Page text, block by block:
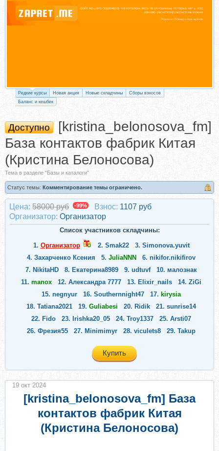
Редкие курсы Новая акция Новые складчины
Сборы взносов
Баланс и кешбек
Доступно
[kristina_belonosova_fm]
База контактов фабрик Китая
(Кристина Белоносова)
Тема в разделе "Базы и каталоги"
Статус темы: Комментирование темы ограничено.
Цена: 58000 руб -99% Взнос: 1107 руб
Организатор: Организатор
Список участников складчины:
1. Организатор 2. Smak22 3. Simonova.yuvit
4. Захарченко Ксения 5. JuliaNNN 6. nikifor.nikifirov
7. NikitaHD 8. Екатерина8989 9. udtuvf 10. малознак
11. manox 12. Александра 7777 13. Elixir_nails 14. ZiGi
15. negnyur 16. Southernnight47 17. kirysia
18. Tatiana2021 19. Guliabesi 20. Ridik 21. sunrise14
22. Fido 23. Irishka20_05 24. Troy1337 25. Arsti07
26. Фрезия55 27. Minimimyr 28. viculets8 29. Takup
Anzh9511 36.devitospecial
42.Suvorinka 43.ssergeeeva2109 44.Kamamed
49.Mary_M91 50. Marumari49 51. Mayya_zv_ 52.aturi
53.Nataliya__
Купить
[kristina_belonosova_fm] База
контактов фабрик Китая
(Кристина Белоносова)
19 окт 2024